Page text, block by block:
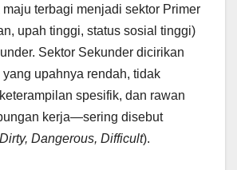
maju terbagi menjadi sektor Primer
upah tinggi, status sosial tinggi)
Sektor Sekunder dicirikan
upahnya rendah, tidak
spesifik, dan rawan
kerja—sering disebut
Dirty, Dangerous, Difficult).